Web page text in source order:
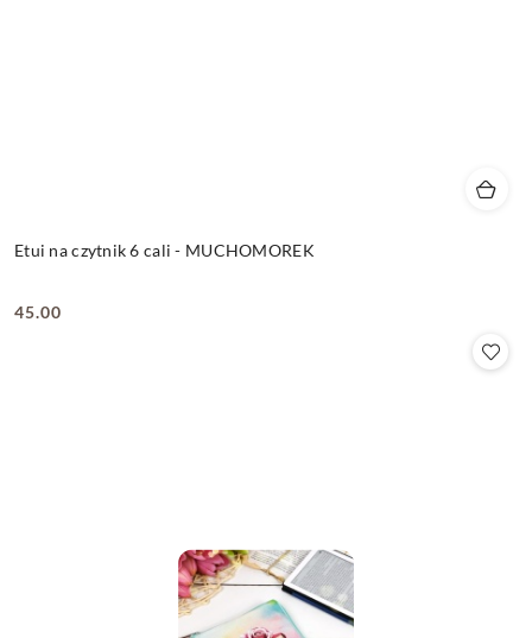
Etui na czytnik 6 cali - MUCHOMOREK
Cena:
45.00